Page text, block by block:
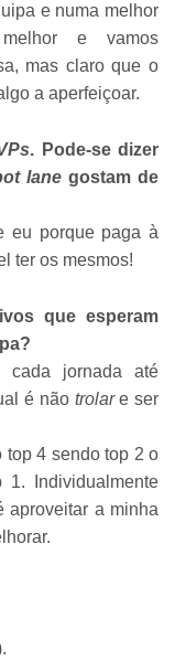
e numa melhor
e vamos
mas claro que o
a aperfeiçoar.
. Pode-se dizer
lanegostam de
eu porque paga à
ter os mesmos!
que esperam
jornada até
é não trolare ser
top 4 sendo top 2 o
Individualmente
aproveitar a minha